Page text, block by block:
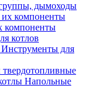
дымоходы
компоненты
котлов
Инструменты для
Напольные